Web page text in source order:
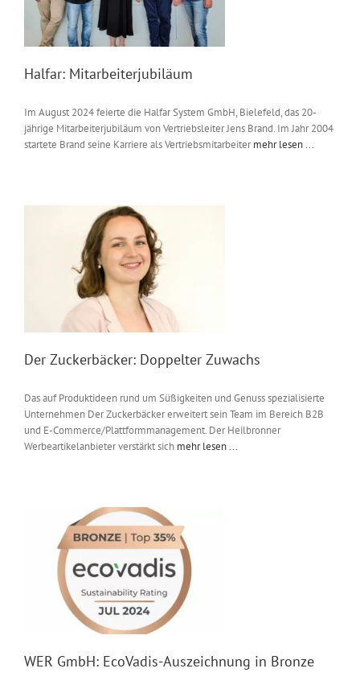
Halfar: Mitarbeiterjubiläum
Im August 2024 feierte die Halfar System GmbH, Bielefeld, das 20-
jährige Mitarbeiterjubiläum von Vertriebsleiter Jens Brand. Im Jahr 2004
startete Brand seine Karriere als Vertriebsmitarbeitermehr lesen ...
Der Zuckerbäcker: Doppelter Zuwachs
Das auf Produktideen rund um Süßigkeiten und Genuss spezialisierte
Unternehmen Der Zuckerbäcker erweitert sein Team im Bereich B2B
und E-Commerce/Plattformmanagement. Der Heilbronner
Werbeartikelanbieter verstärkt sich mehr lesen ...
WER GmbH: EcoVadis-Auszeichnung in Bronze